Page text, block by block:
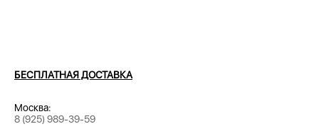
БЕСПЛАТНАЯ ДОСТАВКА
Москва:
8 (925) 989-39-59